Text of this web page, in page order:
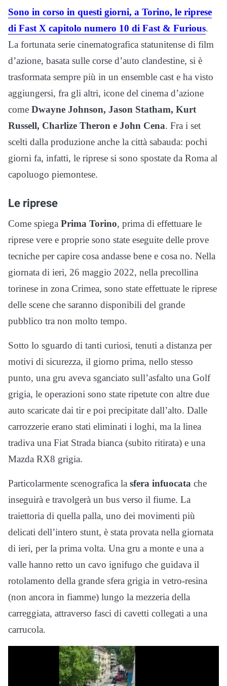
Sono in corso in questi giorni, a Torino, le riprese
di Fast X capitolo numero 10 di Fast & Furious.
La fortunata serie cinematografica statunitense di film
d’azione, basata sulle corse d’auto clandestine, si è
trasformata sempre più in un ensemble cast e ha visto
aggiungersi, fra gli altri, icone del cinema d’azione
come Dwayne Johnson, Jason Statham, Kurt
Russell, Charlize Theron e John Cena. Fra i set
scelti dalla produzione anche la città sabauda: pochi
giorni fa, infatti, le riprese si sono spostate da Roma al
capoluogo piemontese.
Le riprese
Come spiega Prima Torino, prima di effettuare le
riprese vere e proprie sono state eseguite delle prove
tecniche per capire cosa andasse bene e cosa no. Nella
giornata di ieri, 26 maggio 2022, nella precollina
torinese in zona Crimea, sono state effettuate le riprese
delle scene che saranno disponibili del grande
pubblico tra non molto tempo.
Sotto lo sguardo di tanti curiosi, tenuti a distanza per
motivi di sicurezza, il giorno prima, nello stesso
punto, una gru aveva sganciato sull’asfalto una Golf
grigia, le operazioni sono state ripetute con altre due
auto scaricate dai tir e poi precipitate dall’alto. Dalle
carrozzerie erano stati eliminati i loghi, ma la linea
tradiva una Fiat Strada bianca (subito ritirata) e una
Mazda RX8 grigia.
Particolarmente scenografica la sfera infuocata che
inseguirà e travolgerà un bus verso il fiume. La
traiettoria di quella palla, uno dei movimenti più
delicati dell’intero stunt, è stata provata nella giornata
di ieri, per la prima volta. Una gru a monte e una a
valle hanno retto un cavo ignifugo che guidava il
rotolamento della grande sfera grigia in vetro-resina
(non ancora in fiamme) lungo la mezzeria della
carreggiata, attraverso fasci di cavetti collegati a una
carrucola.